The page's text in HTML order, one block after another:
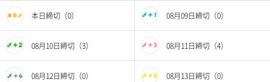
本日締切（0） 08月09日締切（0）
08月10日締切（3） 08月11日締切（4）
08月12日締切（0） 08月13日締切（0）